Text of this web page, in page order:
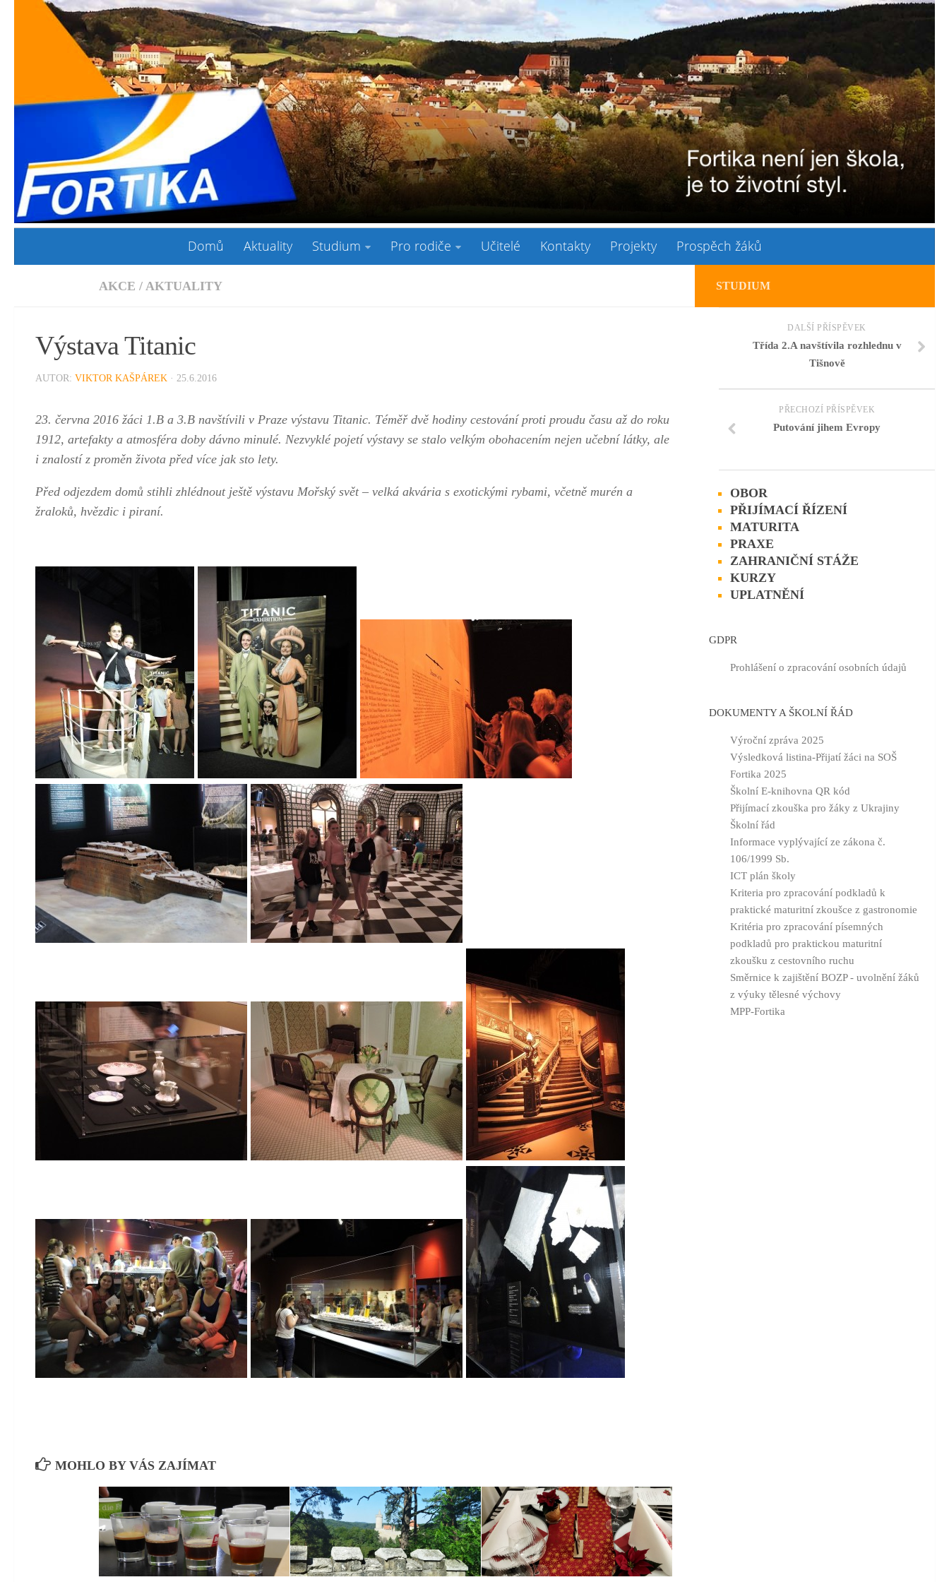
Domů Aktuality Studium Pro rodiče Učitelé Kontakty Projekty Prospěch žáků
AKCE / AKTUALITY
Výstava Titanic
AUTOR: VIKTOR KAŠPÁREK · 25.6.2016
23. června 2016 žáci 1.B a 3.B navštívili v Praze výstavu Titanic. Téměř dvě hodiny cestování proti proudu času až do roku
1912, artefakty a atmosféra doby dávno minulé. Nezvyklé pojetí výstavy se stalo velkým obohacením nejen učební látky, ale
i znalostí z proměn života před více jak sto lety.
Před odjezdem domů stihli zhlédnout ještě výstavu Mořský svět – velká akvária s exotickými rybami, včetně murén a
žraloků, hvězdic i piraní.
MOHLO BY VÁS ZAJÍMAT
STUDIUM
DALŠÍ PŘÍSPĚVEK
Třída 2.A navštívila rozhlednu v
Tišnově
PŘECHOZÍ PŘÍSPĚVEK
Putování jihem Evropy
OBOR
PŘIJÍMACÍ ŘÍZENÍ
MATURITA
PRAXE
ZAHRANIČNÍ STÁŽE
KURZY
UPLATNĚNÍ
GDPR
Prohlášení o zpracování osobních údajů
DOKUMENTY A ŠKOLNÍ ŘÁD
Výroční zpráva 2025
Výsledková listina-Přijatí žáci na SOŠ
Fortika 2025
Školní E-knihovna QR kód
Přijímací zkouška pro žáky z Ukrajiny
Školní řád
Informace vyplývající ze zákona č.
106/1999 Sb.
ICT plán školy
Kriteria pro zpracování podkladů k
praktické maturitní zkoušce z gastronomie
Kritéria pro zpracování písemných
podkladů pro praktickou maturitní
zkoušku z cestovního ruchu
Směrnice k zajištění BOZP - uvolnění žáků
z výuky tělesné výchovy
MPP-Fortika